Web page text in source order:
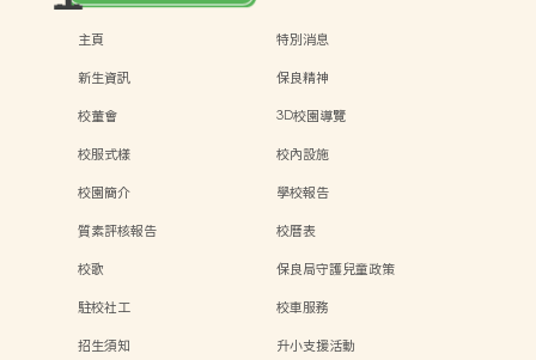
主頁
特別消息
新生資訊
保良精神
校董會
3D校園導覽
校服式樣
校內設施
校園簡介
學校報告
質素評核報告
校曆表
校歌
保良局守護兒童政策
駐校社工
校車服務
招生須知
升小支援活動